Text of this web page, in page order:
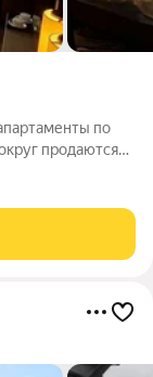
по
продаются
стильный
и мебели ПРО